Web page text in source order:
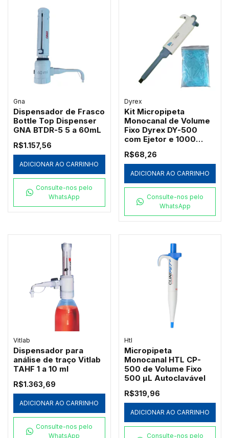
Gna
Dispensador de Frasco
Bottle Top Dispenser
GNA BTDR-5 5 a 60mL
R$1.157,56
ADICIONAR AO CARRINHO
Consulte-nos pelo
WhatsApp
Dyrex
Kit Micropipeta
Monocanal de Volume
Fixo Dyrex DY-500
com Ejetor e 1000
Redplast 500µL
R$68,26
ADICIONAR AO CARRINHO
Consulte-nos pelo
WhatsApp
Vitlab
Dispensador para
análise de traço Vitlab
TAHF 1 a 10 ml
R$1.363,69
ADICIONAR AO CARRINHO
Consulte-nos pelo
WhatsApp
Htl
Micropipeta
Monocanal HTL CP-
500 de Volume Fixo
500 µL Autoclavável
R$319,96
ADICIONAR AO CARRINHO
Consulte-nos pelo